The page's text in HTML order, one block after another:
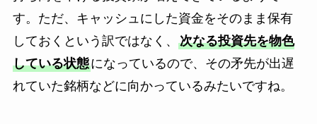
す。ただ、キャッシュにした資金をそのまま保有
しておくという訳ではなく、 次なる投資先を物色
している状態になっているので、その矛先が出遅
れていた銘柄などに向かっているみたいですね。